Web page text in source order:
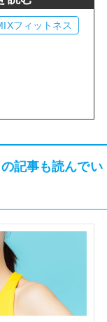
フィットネス
記事も読んでい